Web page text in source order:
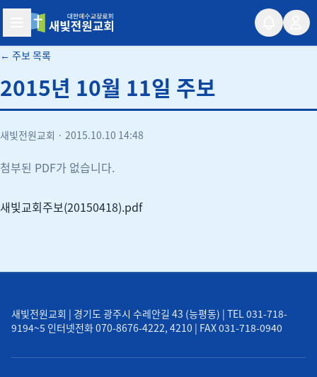
새빛전원교회
← 주보 목록
2015년 10월 11일 주보
새빛전원교회 · 2015.10.10 14:48
첨부된 PDF가 없습니다.
새빛교회주보(20150418).pdf
새빛전원교회 | 경기도 광주시 수레안길 43 (능평동) | TEL 031-718-
9194~5 인터넷전화 070-8676-4222, 4210 | FAX 031-718-0940